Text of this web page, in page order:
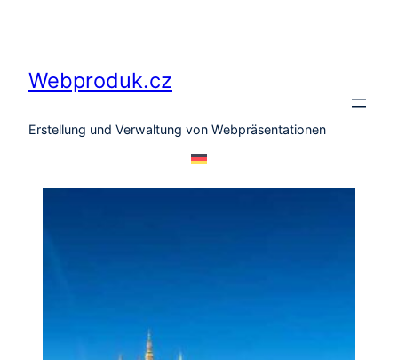
Webproduk.cz
Erstellung und Verwaltung von Webpräsentationen